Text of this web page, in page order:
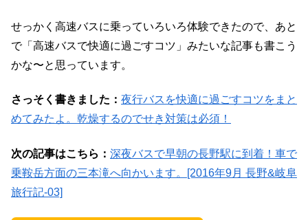
せっかく高速バスに乗っていろいろ体験できたので、あと
で「高速バスで快適に過ごすコツ」みたいな記事も書こう
かな〜と思っています。
さっそく書きました： 夜行バスを快適に過ごすコツをまと
めてみたよ。乾燥するのでせき対策は必須！
次の記事はこちら： 深夜バスで早朝の長野駅に到着！車で
乗鞍岳方面の三本滝へ向かいます。[2016年9月 長野&岐阜
旅行記-03]